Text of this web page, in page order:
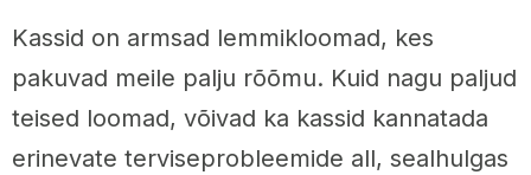
Kassid on armsad lemmikloomad, kes
pakuvad meile palju rõõmu. Kuid nagu paljud
teised loomad, võivad ka kassid kannatada
erinevate terviseprobleemide all, sealhulgas